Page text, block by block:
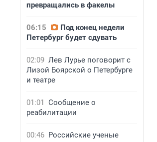
превращались в факелы
06:15
Под конец недели
Петербург будет сдувать
02:09 Лев Лурье поговорит с
Лизой Боярской о Петербурге
и театре
01:01 Сообщение о
реабилитации
00:46 Российские ученые